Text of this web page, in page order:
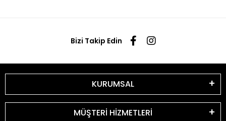
Bizi Takip Edin
KURUMSAL
MÜŞTERİ HİZMETLERİ